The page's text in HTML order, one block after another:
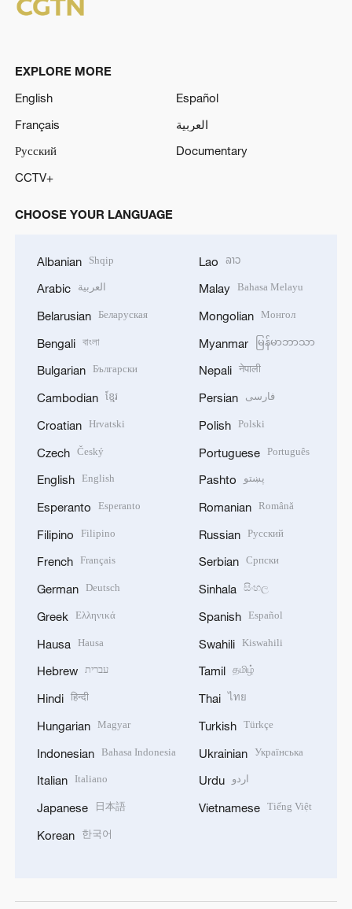
EXPLORE MORE
English
Español
Français
العربية
Русский
Documentary
CCTV+
CHOOSE YOUR LANGUAGE
Albanian Shqip
Arabic العربية
Belarusian Беларуская
Bengali বাংলা
Bulgarian Български
Cambodian ខ្មែរ
Croatian Hrvatski
Czech Český
English English
Esperanto Esperanto
Filipino Filipino
French Français
German Deutsch
Greek Ελληνικά
Hausa Hausa
Hebrew עברית
Hindi हिन्दी
Hungarian Magyar
Indonesian Bahasa Indonesia
Italian Italiano
Japanese 日本語
Korean 한국어
Lao ລາວ
Malay Bahasa Melayu
Mongolian Монгол
Myanmar မြန်မာဘာသာ
Nepali नेपाली
Persian فارسی
Polish Polski
Portuguese Português
Pashto پښتو
Romanian Română
Russian Русский
Serbian Српски
Sinhala සිංහල
Spanish Español
Swahili Kiswahili
Tamil தமிழ்
Thai ไทย
Turkish Türkçe
Ukrainian Українська
Urdu اردو
Vietnamese Tiếng Việt